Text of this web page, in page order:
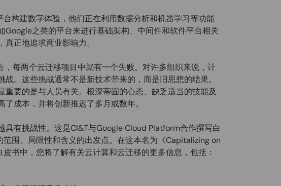
构建数字体验，他们正在利用数据分析和机器学习等功能
之类的平台来进行基础架构、中间件和软件平台相关
正地追求商业影响力。
，每两个云迁移项目中就有一个失败。对许多组织来说，计
。这些挑战通常不是新技术带来的，而是旧思想的结果。
要的是与人员有关。根深蒂固的心态、缺乏适当的技能及
成本，并将创新推迟了多月或数年。
具有挑战性。这是CI&T与Google Cloud Platform合作撰写白
范围、局限性和含义的出发点。在这本名为《Capitalizing on
书中，您将了解有关云计算和云迁移的更多信息，包括：